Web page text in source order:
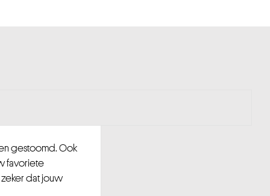
gestoomd. Ook
favoriete
dat jouw